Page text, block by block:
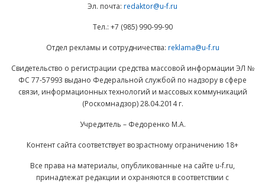
Эл. почта: redaktor@u-f.ru
Тел.: +7 (985) 990-99-90
Отдел рекламы и сотрудничества: reklama@u-f.ru
Свидетельство о регистрации средства массовой информации ЭЛ №
ФС 77-57993 выдано Федеральной службой по надзору в сфере
связи, информационных технологий и массовых коммуникаций
(Роскомнадзор) 28.04.2014 г.
Учредитель – Федоренко М.А.
Контент сайта соответствует возрастному ограничению 18+
Все права на материалы, опубликованные на сайте u-f.ru,
принадлежат редакции и охраняются в соответствии с